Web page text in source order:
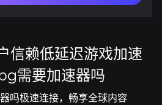
信赖低延迟游戏加速
需要加速器吗
吗极速连接，畅享全球内容